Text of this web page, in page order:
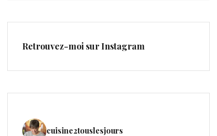
Retrouvez-moi sur Instagram
cuisine2touslesjours